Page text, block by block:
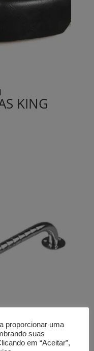
KING
proporcionar uma
suas
em “Aceitar”,